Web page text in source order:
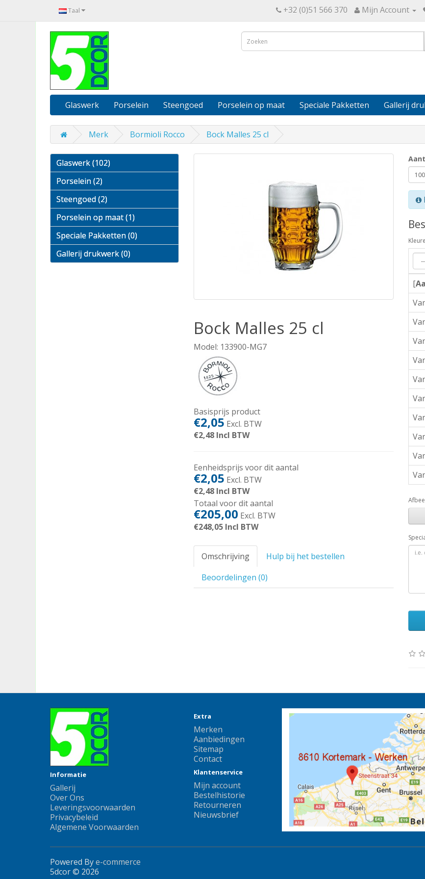
Taal +32 (0)51 566 370 Mijn Account
Glaswerk Porselein Steengoed Porselein op maat Speciale Pakketten Gallerij
Merk Bormioli Rocco Bock Malles 25 cl
Glaswerk (102)
Porselein (2)
Steengoed (2)
Porselein op maat (1)
Speciale Pakketten (0)
Gallerij drukwerk (0)
Bock Malles 25 cl
Model: 133900-MG7
Basisprijs product
€2,05 Excl. BTW
€2,48Incl BTW
Eenheidsprijs voor dit aantal
€2,05 Excl. BTW
€2,48Incl BTW
Totaal voor dit aantal
€205,00 Excl. BTW
€248,05Incl BTW
Omschrijving
Hulp bij het bestellen
Beoordelingen (0)
[
Informatie
Gallerij
Over Ons
Leveringsvoorwaarden
Privacybeleid
Algemene Voorwaarden
Extra
Merken
Aanbiedingen
Sitemap
Contact
Klantenservice
Mijn account
Bestelhistorie
Retourneren
Nieuwsbrief
Powered Bye-commerce
5dcor © 2026